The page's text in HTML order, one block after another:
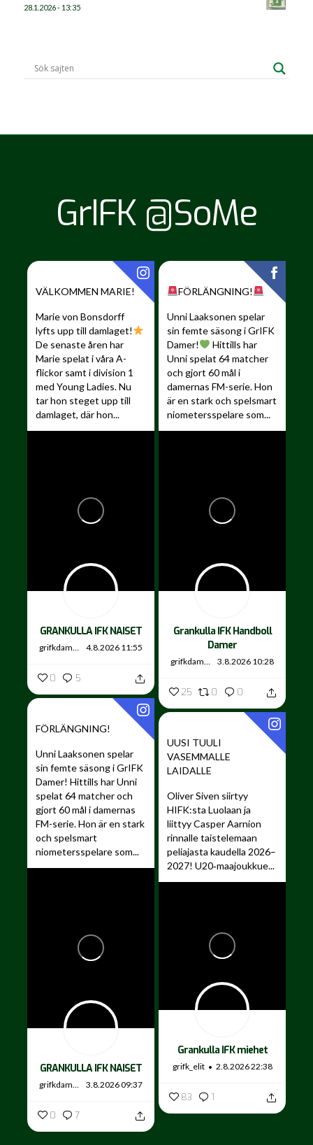
28.1.2026 - 13:35
GrIFK @SoMe
VÄLKOMMEN MARIE!
Marie von Bonsdorff
lyfts upp till damlaget!
De senaste åren har
Marie spelat i våra A-
flickor samt i division 1
med Young Ladies. Nu
tar hon steget upp till
damlaget, där hon...
GRANKULLA IFK NAISET
grifkdamer 4.8.2026 11:55
0 5
FÖRLÄNGNING!
Unni Laaksonen spelar
sin femte säsong i GrIFK
Damer!
Hittills har
Unni spelat 64 matcher
och gjort 60 mål i
damernas FM-serie. Hon
är en stark och spelsmart
niometersspelare som...
Grankulla IFK Handboll
Damer
grifkdamer 3.8.2026 10:28
25 0 0
FÖRLÄNGNING!
Unni Laaksonen spelar
sin femte säsong i GrIFK
Damer! Hittills har Unni
spelat 64 matcher och
gjort 60 mål i damernas
FM-serie. Hon är en stark
och spelsmart
niometersspelare som...
GRANKULLA IFK NAISET
grifkdamer 3.8.2026 09:37
0 7
UUSI TUULI
VASEMMALLE
LAIDALLE ️
Oliver Siven siirtyy
HIFK:sta Luolaan ja
liittyy Casper Aarnion
rinnalle taistelemaan
peliajasta kaudella 2026–
2027! U20‑maajoukkue...
Grankulla IFK miehet
grifk_elit 2.8.2026 22:38
83 1